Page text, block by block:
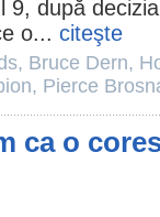
după
o... citeşte
, Bruce Dern,
, Pierce
ca o